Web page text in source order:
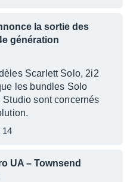
la sortie des
génération
Scarlett Solo, 2i2
les bundles Solo
Studio sont concernés
14
UA – Townsend